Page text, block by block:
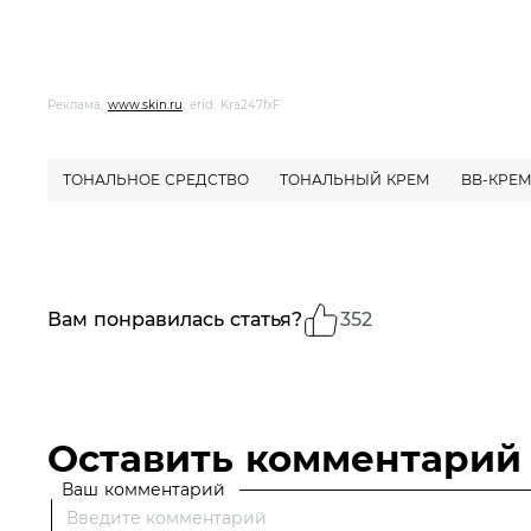
Реклама, www.skin.ru, erid: Kra247fxF
ТОНАЛЬНОЕ СРЕДСТВО ТОНАЛЬНЫЙ КРЕМ BB-КРЕМ
Вам понравилась статья? 352
Оставить комментарий
Ваш комментарий